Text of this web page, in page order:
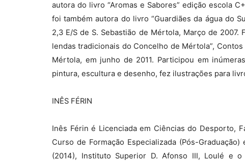
autora do livro “Aromas e Sabores” edição escola
foi também autora do livro “Guardiães da água do
2,3 E/S de S. Sebastião de Mértola, Março de
lendas tradicionais do Concelho de Mértola”,
Mértola, em junho de 2011. Participou em
pintura, escultura e desenho, fez ilustrações para
INÊS FÉRIN
Inês Férin é Licenciada em Ciências do Desporto,
Curso de Formação Especializada (Pós-
(2014), Instituto Superior D. Afonso III, Loulé e o